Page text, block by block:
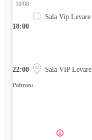
18:00
10/08
Sala Vip
22:00 Sala VIP
Poltrona